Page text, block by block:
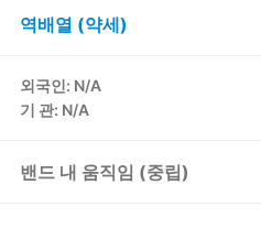
역배열 (약세)
외국인: N/A
기 관: N/A
밴드 내 움직임 (중립)